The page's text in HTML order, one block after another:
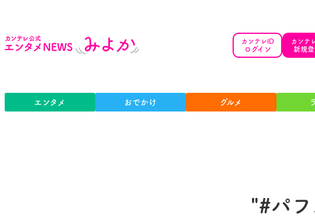
カンテレID
ログイン
カンテ
新規
エンタメ おでかけ グルメ
"#パフ